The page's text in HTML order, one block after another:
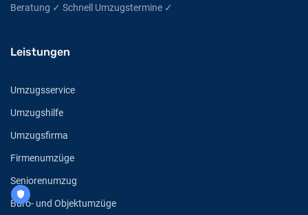
Beratung ✓ Schnell Umzugstermine ✓
Leistungen
Umzugsservice
Umzugshilfe
Umzugsfirma
Firmenumzüge
Seniorenumzug
Büro- und Objektumzüge